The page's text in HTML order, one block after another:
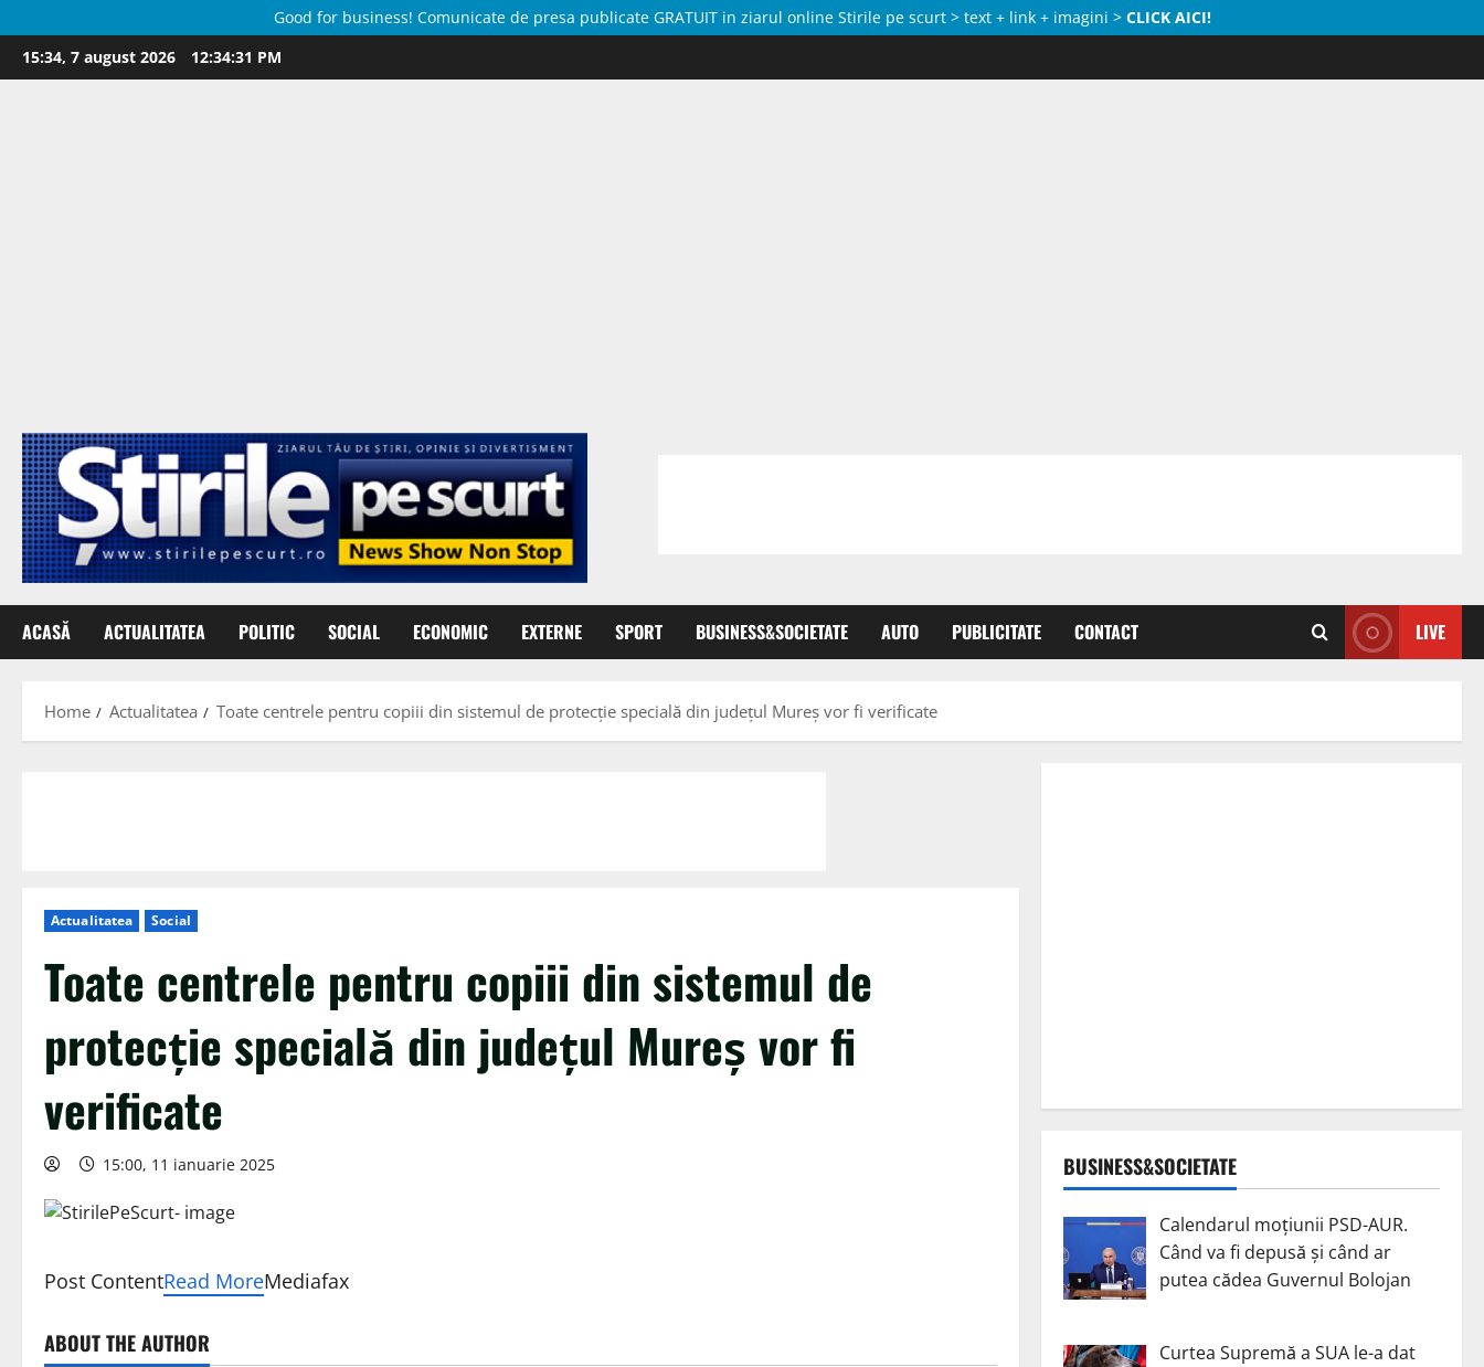
Good for business! Comunicate de presa publicate GRATUIT in ziarul online Stirile pe scurt > text + link + imagini > CLICK AICI!
Skip
to
15:34, 7 august 2026 12:34:32 PM
ACASĂ ACTUALITATEA POLITIC SOCIAL ECONOMIC EXTERNE SPORT BUSINESS&SOCIETATE AUTO PUBLICITATE CONTACT LIVE
Home Actualitatea Toate centrele pentru copiii din sistemul de protecţie specială din judeţul Mureş vor fi verificate
Actualitatea Social
Toate centrele pentru copiii din sistemul de
protecţie specială din judeţul Mureş vor fi
verificate
15:00, 11 ianuarie 2025
Post ContentRead MoreMediafax
ABOUT THE AUTHOR
BUSINESS&SOCIETATE
Calendarul moțiunii PSD-AUR.
Când va fi depusă și când ar
putea cădea Guvernul Bolojan
Curtea Supremă a SUA le-a dat